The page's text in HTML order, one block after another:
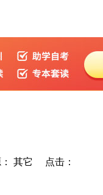
： 其它 点击：